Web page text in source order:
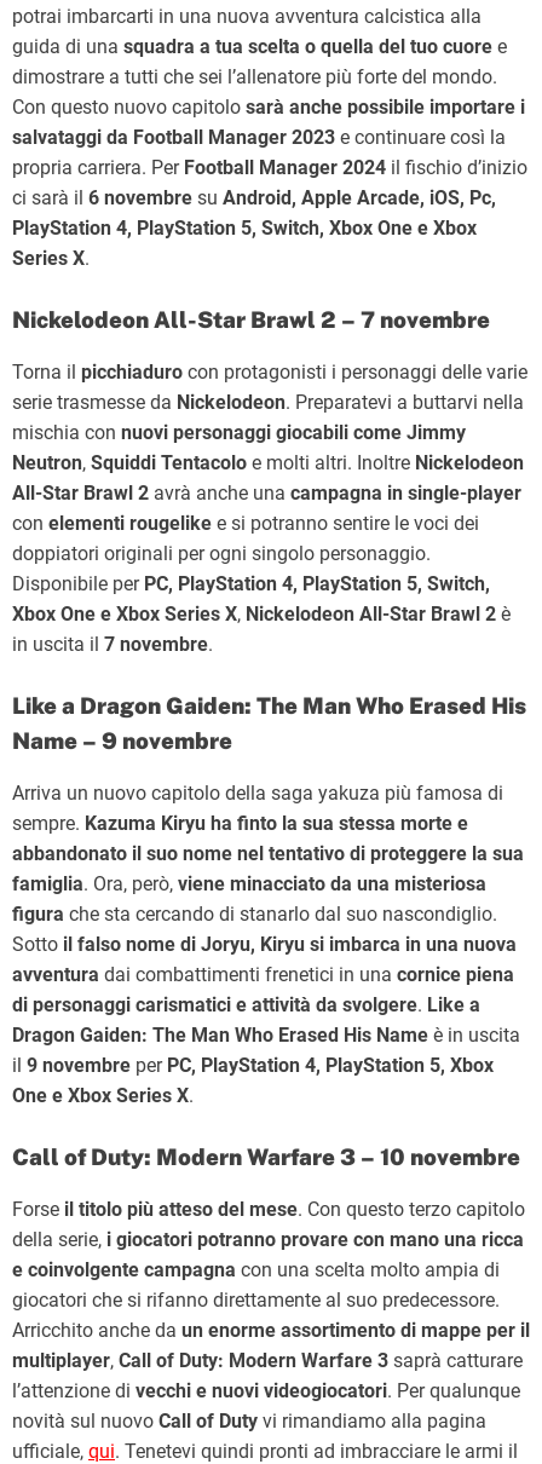
potrai imbarcarti in una nuova avventura calcistica alla
guida di una squadra a tua scelta o quella del tuo cuore e
dimostrare a tutti che sei l’allenatore più forte del mondo.
Con questo nuovo capitolo sarà anche possibile importare i
salvataggi da Football Manager 2023 e continuare così la
propria carriera. Per Football Manager 2024 il fischio d’inizio
ci sarà il 6 novembre su Android, Apple Arcade, iOS, Pc,
PlayStation 4, PlayStation 5, Switch, Xbox One e Xbox
Series X.
Nickelodeon All-Star Brawl 2 – 7 novembre
Torna il picchiaduro con protagonisti i personaggi delle varie
serie trasmesse da Nickelodeon. Preparatevi a buttarvi nella
mischia con nuovi personaggi giocabili come Jimmy
Neutron, Squiddi Tentacolo e molti altri. Inoltre Nickelodeon
All-Star Brawl 2 avrà anche una campagna in single-player
con elementi rougelike e si potranno sentire le voci dei
doppiatori originali per ogni singolo personaggio.
Disponibile per PC, PlayStation 4, PlayStation 5, Switch,
Xbox One e Xbox Series X, Nickelodeon All-Star Brawl 2 è
in uscita il 7 novembre.
Like a Dragon Gaiden: The Man Who Erased His
Name – 9 novembre
Arriva un nuovo capitolo della saga yakuza più famosa di
sempre. Kazuma Kiryu ha finto la sua stessa morte e
abbandonato il suo nome nel tentativo di proteggere la sua
famiglia. Ora, però, viene minacciato da una misteriosa
figura che sta cercando di stanarlo dal suo nascondiglio.
Sotto il falso nome di Joryu, Kiryu si imbarca in una nuova
avventura dai combattimenti frenetici in una cornice piena
di personaggi carismatici e attività da svolgere. Like a
Dragon Gaiden: The Man Who Erased His Name è in uscita
il 9 novembre per PC, PlayStation 4, PlayStation 5, Xbox
One e Xbox Series X.
Call of Duty: Modern Warfare 3 – 10 novembre
Forse il titolo più atteso del mese. Con questo terzo capitolo
della serie, i giocatori potranno provare con mano una ricca
e coinvolgente campagna con una scelta molto ampia di
giocatori che si rifanno direttamente al suo predecessore.
Arricchito anche da un enorme assortimento di mappe per il
multiplayer, Call of Duty: Modern Warfare 3 saprà catturare
l’attenzione di vecchi e nuovi videogiocatori. Per qualunque
novità sul nuovo Call of Duty vi rimandiamo alla pagina
ufficiale, qui. Tenetevi quindi pronti ad imbracciare le armi il